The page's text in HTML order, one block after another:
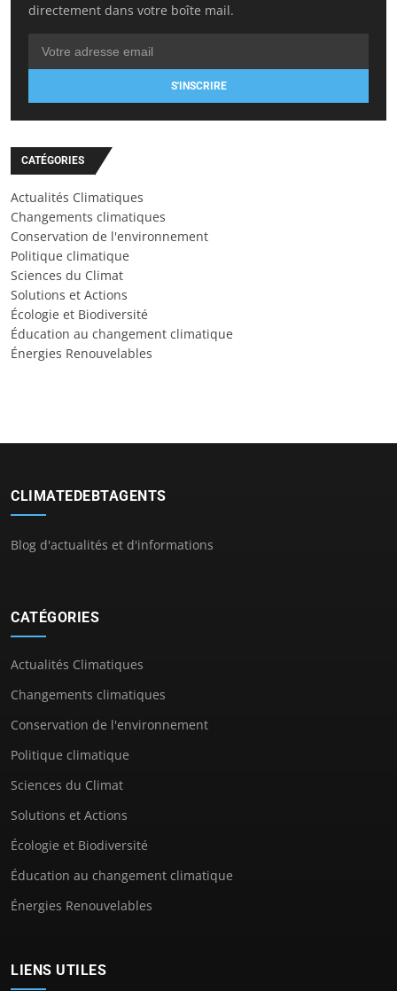
directement dans votre boîte mail.
S'INSCRIRE
CATÉGORIES
Actualités Climatiques
Changements climatiques
Conservation de l'environnement
Politique climatique
Sciences du Climat
Solutions et Actions
Écologie et Biodiversité
Éducation au changement climatique
Énergies Renouvelables
CLIMATEDEBTAGENTS
Blog d'actualités et d'informations
CATÉGORIES
Actualités Climatiques
Changements climatiques
Conservation de l'environnement
Politique climatique
Sciences du Climat
Solutions et Actions
Écologie et Biodiversité
Éducation au changement climatique
Énergies Renouvelables
LIENS UTILES